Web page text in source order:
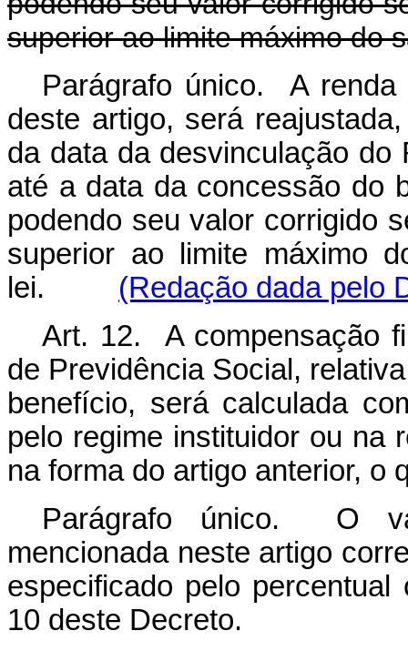
superior ao limite máximo do
Parágrafo único. A renda
deste artigo, será
da data da desvinculação do
até a data da concessão do
podendo seu valor corrigido
superior ao limite máximo
lei. (Redação dada pelo
Art. 12. A compensação
de Previdência Social,
benefício, será calculada
pelo regime instituidor ou na
na forma do artigo anterior, o
Parágrafo único. O
mencionada neste artigo
especificado pelo
10 deste Decreto.